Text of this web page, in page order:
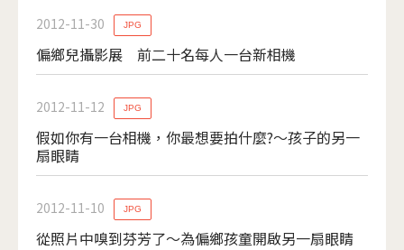
2012-11-30
偏鄉兒攝影展 前二十名每人一台新相機
JPG
2012-11-12
假如你有一台相機，你最想要拍什麼?～孩子的另一
扇眼睛
JPG
2012-11-10
從照片中嗅到芬芳了～為偏鄉孩童開啟另一扇眼睛
JPG